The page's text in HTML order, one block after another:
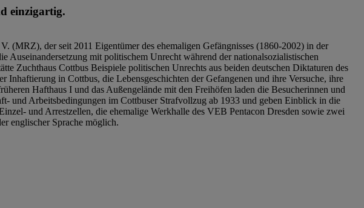
einzigartig.
(MRZ), der seit 2011 Eigentümer des ehemaligen Gefängnisses (1860-2002) in der
Auseinandersetzung mit politischem Unrecht während der nationalsozialistischen
Zuchthaus Cottbus Beispiele politischen Unrechts aus beiden deutschen Diktaturen des
in Cottbus, die Lebensgeschichten der Gefangenen und ihre Versuche, ihre
Hafthaus I und das Außengelände mit den Freihöfen laden die Besucherinnen und
und Arbeitsbedingungen im Cottbuser Strafvollzug ab 1933 und geben Einblick in die
und Arrestzellen, die ehemalige Werkhalle des VEB Pentacon Dresden sowie zwei
englischer Sprache möglich.